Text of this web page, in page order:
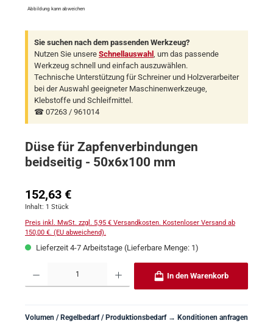
Abbildung kann abweichen
Sie suchen nach dem passenden Werkzeug?
Nutzen Sie unsere Schnellauswahl , um das passende
Werkzeug schnell und einfach auszuwählen.
Technische Unterstützung für Schreiner und Holzverarbeiter
bei der Auswahl geeigneter Maschinenwerkzeuge,
Klebstoffe und Schleifmittel.
☎ 07263 / 961014
Düse für Zapfenverbindungen
beidseitig - 50x6x100 mm
Regulärer Preis:
152,63 €
Inhalt: 1 Stück
Preis inkl. MwSt. zzgl. 5,95 € Versandkosten. Kostenloser Versand ab
150,00 €. (EU abweichend).
Lieferzeit 4-7 Arbeitstage (Lieferbare Menge: 1)
Produkt Anzahl: Gib den gewünschten Wert ein oder benutze die Schaltflächen
In den Warenkorb
Volumen / Regelbedarf / Produktionsbedarf → Konditionen anfragen